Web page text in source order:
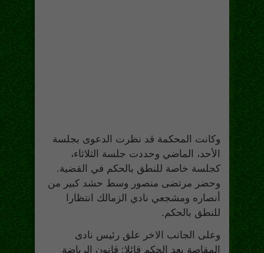
وكانت المحكمة قد نظرت الدعوى بجلسة
الأحد، الماضي وحددت جلسة الثلاثاء،
كجلسة خاصة للنطق بالحكم في القضية.
وحضر مرتضى منصور وسط حشد كبير من
أنصاره ومشجعي نادي الزمالك انتظارا
للنطق بالحكم.
وعلى الجانب الاخر علق رئيس نادى
المقاصة بعد الحكم قائلا: قانون الرياضة